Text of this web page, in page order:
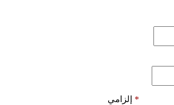
إلزامي *